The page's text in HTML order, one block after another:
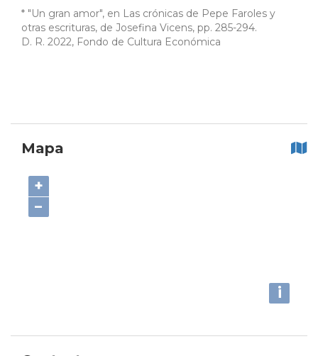
* "Un gran amor", en Las crónicas de Pepe Faroles y
otras escrituras, de Josefina Vicens, pp. 285-294.
D. R. 2022, Fondo de Cultura Económica
Mapa
+
−
i